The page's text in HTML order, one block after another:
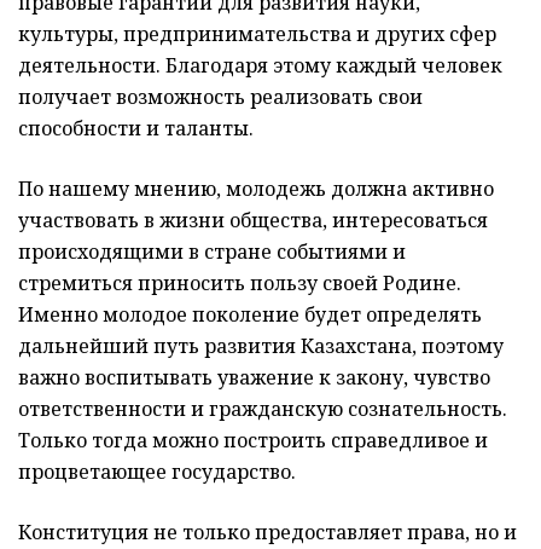
культуры, предпринимательства и других сфер
деятельности. Благодаря этому каждый человек
получает возможность реализовать свои
способности и таланты.
По нашему мнению, молодежь должна активно
участвовать в жизни общества, интересоваться
происходящими в стране событиями и
стремиться приносить пользу своей Родине.
Именно молодое поколение будет определять
дальнейший путь развития Казахстана, поэтому
важно воспитывать уважение к закону, чувство
ответственности и гражданскую сознательность.
Только тогда можно построить справедливое и
процветающее государство.
Конституция не только предоставляет права, но и